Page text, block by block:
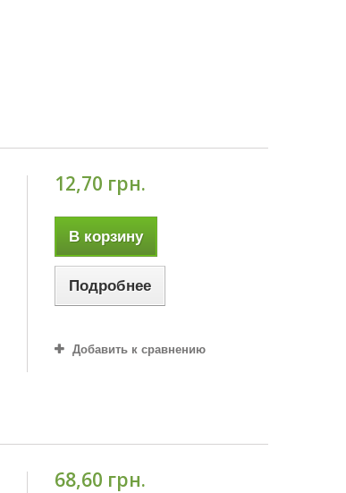
12,70 грн.
В корзину
Подробнее
Добавить к сравнению
68,60 грн.